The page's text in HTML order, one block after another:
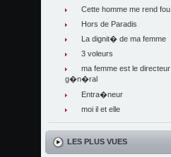
Cette homme me rend fou
Hors de Paradis
La dignit� de ma femme
3 voleurs
ma femme est le directeur
g�n�ral
Entra�neur
moi il et elle
LES PLUS VUES